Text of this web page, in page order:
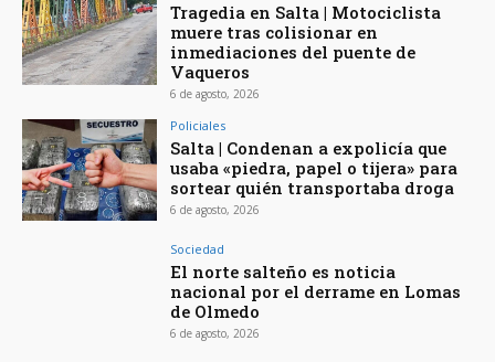
Tragedia en Salta | Motociclista
muere tras colisionar en
inmediaciones del puente de
Vaqueros
6 de agosto, 2026
Policiales
Salta | Condenan a expolicía que
usaba «piedra, papel o tijera» para
sortear quién transportaba droga
6 de agosto, 2026
Sociedad
El norte salteño es noticia
nacional por el derrame en Lomas
de Olmedo
6 de agosto, 2026